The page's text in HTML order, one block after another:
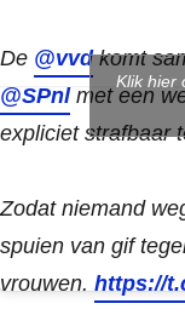
De @vvdkomt
@SPnlmet een
expliciet strafbaar
Zodat niemand
spuien van gif
vrouwen. https://
Klik hier